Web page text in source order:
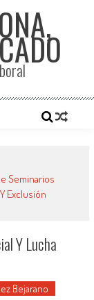
Seminarios
Exclusión
Y Lucha
Bejarano